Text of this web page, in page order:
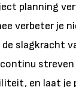
planning
verbeter je
slagkracht
streven
en laat je